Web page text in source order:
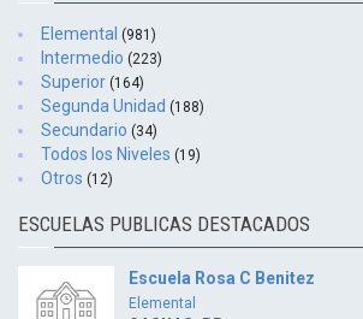
Elemental (981)
Intermedio (223)
Superior (164)
Segunda Unidad (188)
Secundario (34)
Todos los Niveles (19)
Otros (12)
ESCUELAS PUBLICAS DESTACADOS
Escuela Rosa C Benitez
Elemental